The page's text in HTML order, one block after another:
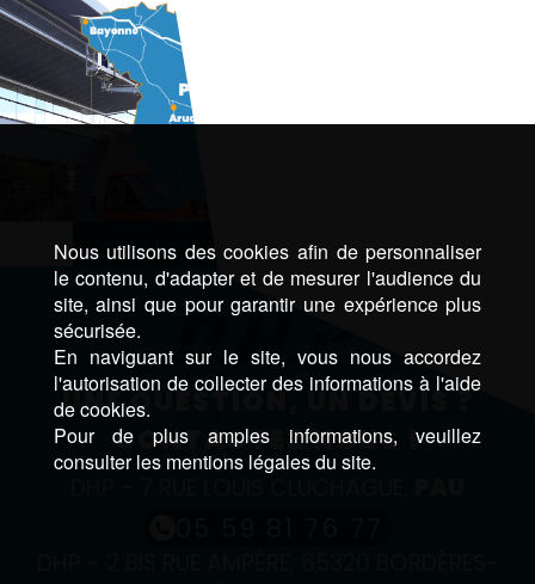
UNE QUESTION, UN DEVIS ?
CONTACTEZ NOUS !
Nous utilisons des cookies afin de personnaliser
le contenu, d'adapter et de mesurer l'audience du
site, ainsi que pour garantir une expérience plus
sécurisée.
En naviguant sur le site, vous nous accordez
l'autorisation de collecter des informations à l'aide
de cookies.
Pour de plus amples informations, veuillez
consulter les mentions légales du site.